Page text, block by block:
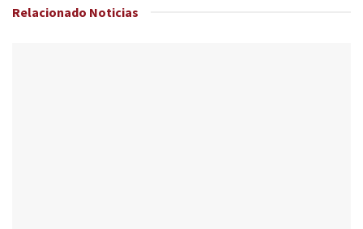
Relacionado Noticias